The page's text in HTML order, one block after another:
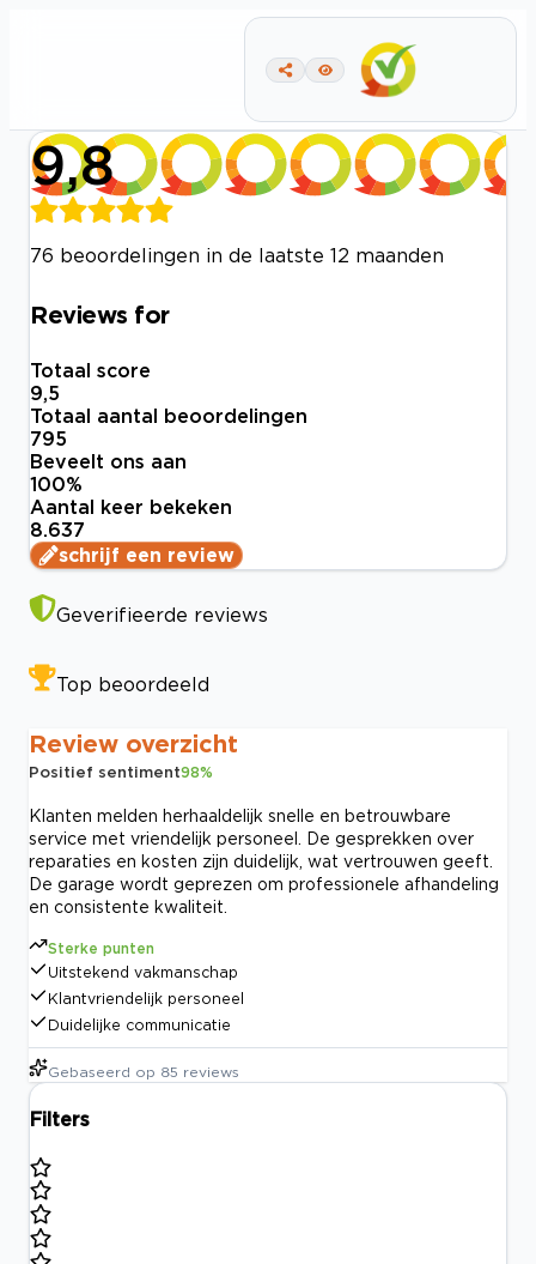
9,8
76 beoordelingen in de laatste 12 maanden
Reviews for
Totaal score
9,5
Totaal aantal beoordelingen
795
Beveelt ons aan
100%
Aantal keer bekeken
8.637
schrijf een review
Geverifieerde reviews
Top beoordeeld
Review overzicht
Positief sentiment98%
Klanten melden herhaaldelijk snelle en betrouwbare
service met vriendelijk personeel. De gesprekken over
reparaties en kosten zijn duidelijk, wat vertrouwen geeft.
De garage wordt geprezen om professionele afhandeling
en consistente kwaliteit.
Sterke punten
Uitstekend vakmanschap
Klantvriendelijk personeel
Duidelijke communicatie
Gebaseerd op 85 reviews
Filters